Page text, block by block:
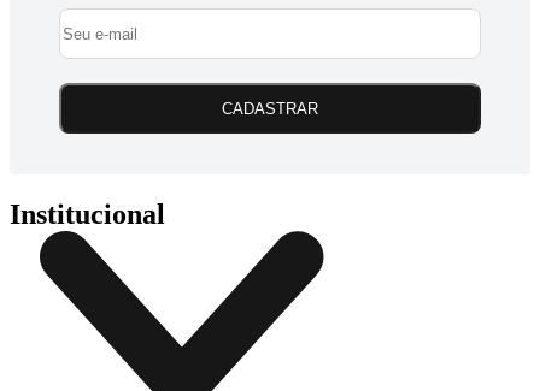
CADASTRAR
Institucional